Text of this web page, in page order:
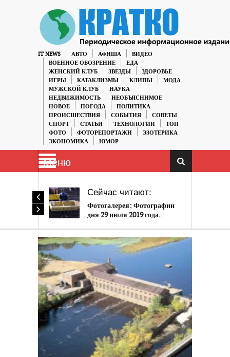
IT NEWS АВТО АФИША
ВИДЕО
ВОЕННОЕ ОБОЗРЕНИЕ
ЕДА
ЖЕНСКИЙ КЛУБ
ЗВЕЗДЫ
ЗДОРОВЬЕ
ИГРЫ
КАТАКЛИЗМЫ КЛИПЫ
МОДА
МУЖСКОЙ КЛУБ
НАУКА
НЕДВИЖИМОСТЬ
НЕОБЪЯСНИМОЕ
НОВОЕ
ПОГОДА
ПОЛИТИКА
ПРОИСШЕСТВИЯ
СОБЫТИЯ
СОВЕТЫ
СПОРТ
СТАТЬИ ТЕХНОЛОГИИ
ТОП
ФОТО
ФОТОРЕПОРТАЖИ
ЭЗОТЕРИКА
ЭКОНОМИКА
ЮМОР
Меню
Сейчас читают:
Фотогалерея: Фотографии
дня 29 июля 2019 года.